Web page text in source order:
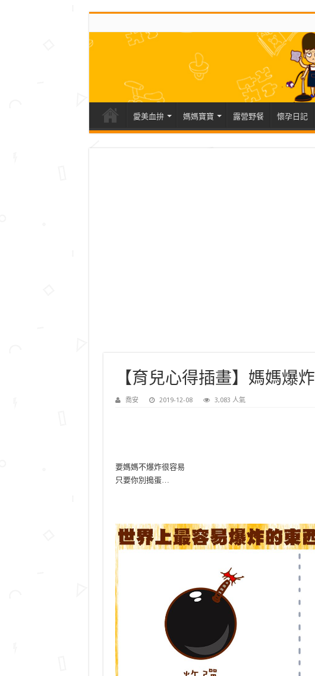
愛美血拚 媽媽寶寶 露營野餐 懷孕日記
【育兒心得插畫】媽媽爆炸
喬安 2019-12-08 3,083 人氣
要媽媽不爆炸很容易
只要你別搗蛋…